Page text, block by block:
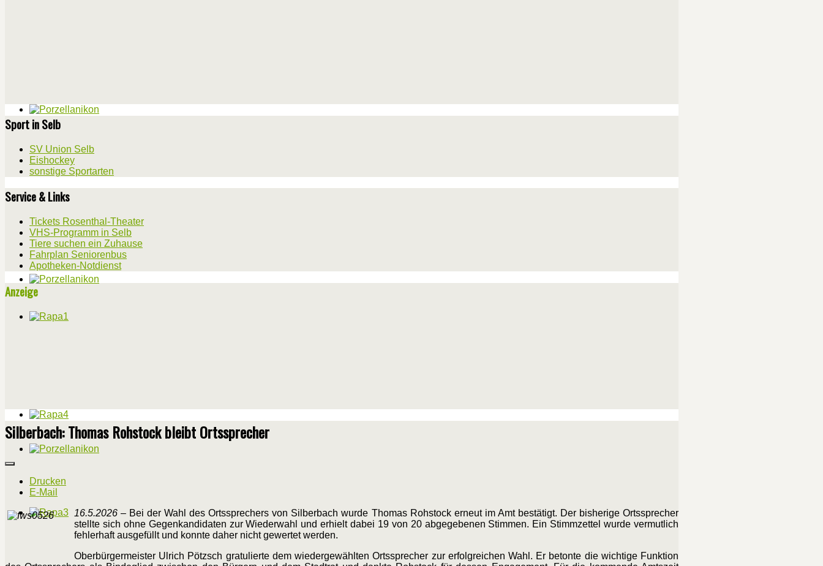
Sport in Selb
SV Union Selb
Eishockey
sonstige Sportarten
Service & Links
Tickets Rosenthal-Theater
VHS-Programm in Selb
Tiere suchen ein Zuhause
Fahrplan Seniorenbus
Apotheken-Notdienst
Anzeige
Silberbach: Thomas Rohstock bleibt Ortssprecher
Drucken
E-Mail
16.5.2026 – Bei der Wahl des Ortssprechers von Silberbach wurde Thomas Rohstock erneut im Amt bestätigt. Der bisherige Ortssprecher
stellte sich ohne Gegenkandidaten zur Wiederwahl und erhielt dabei 19 von 20 abgegebenen Stimmen. Ein Stimmzettel wurde vermutlich
fehlerhaft ausgefüllt und konnte daher nicht gewertet werden.
Oberbürgermeister Ulrich Pötzsch gratulierte dem wiedergewählten Ortssprecher zur erfolgreichen Wahl. Er betonte die wichtige Funktion